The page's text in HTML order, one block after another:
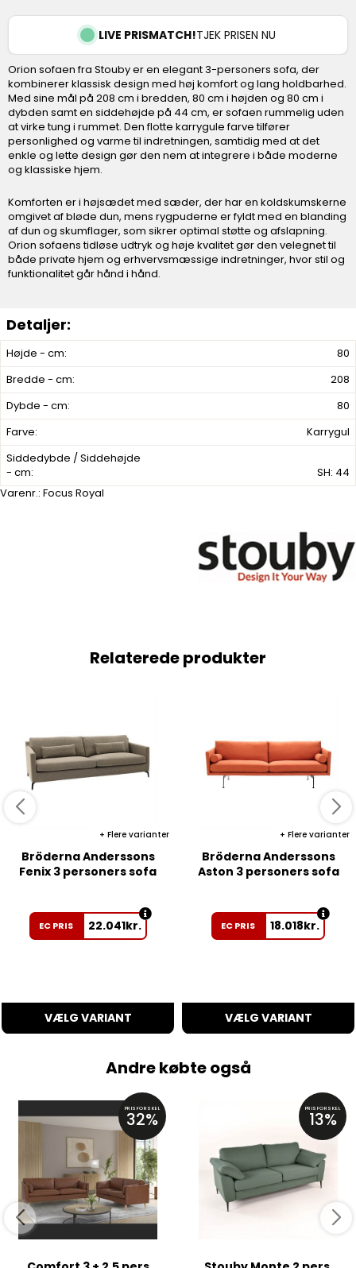
Højde - cm:
80
Bredde - cm:
208
Dybde - cm:
80
Farve:
Karrygul
Siddedybde / Siddehøjde
- cm:
SH: 44
Varenr.: Focus Royal
LIVE PRISMATCH!TJEK PRISEN NU
Orion sofaen fra Stouby er en elegant 3-personers sofa, der
kombinerer klassisk design med høj komfort og lang holdbarhed.
Med sine mål på 208 cm i bredden, 80 cm i højden og 80 cm i
dybden samt en siddehøjde på 44 cm, er sofaen rummelig uden
at virke tung i rummet. Den flotte karrygule farve tilfører
personlighed og varme til indretningen, samtidig med at det
enkle og lette design gør den nem at integrere i både moderne
og klassiske hjem.
Komforten er i højsædet med sæder, der har en koldskumskerne
omgivet af bløde dun, mens rygpuderne er fyldt med en blanding
af dun og skumflager, som sikrer optimal støtte og afslapning.
Orion sofaens tidløse udtryk og høje kvalitet gør den velegnet til
både private hjem og erhvervsmæssige indretninger, hvor stil og
funktionalitet går hånd i hånd.
Relaterede produkter
Flere varianter
Bröderna Anderssons
Fenix 3 personers sofa
EC PRIS 22.041kr.
VÆLG VARIANT
Flere varianter
Bröderna Anderssons
Aston 3 personers sofa
EC PRIS 18.018kr.
VÆLG VARIANT
Andre købte også
PRISFORSKEL
32% PRISFORSKEL
13%